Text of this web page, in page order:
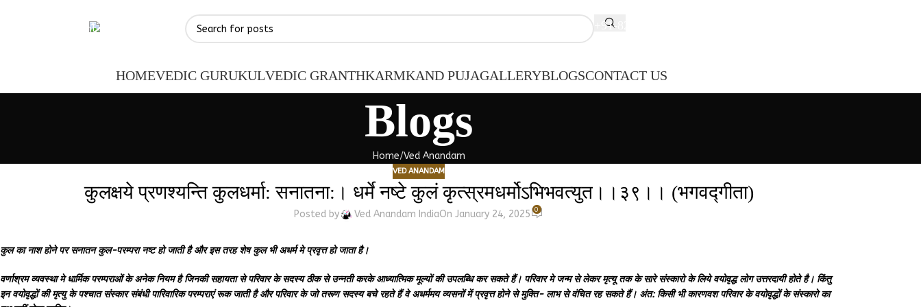
Skip to main content
+91-8208012416
HOMEVEDIC GURUKULVEDIC GRANTHKARMKAND PUJAGALLERYBLOGSCONTACT US
Blogs
Home Ved Anandam
VED ANANDAM
कुलक्षये प्रणश्यन्ति कुलधर्मा: सनातना:। धर्मे नष्टे कुलं कृत्स्रमधर्मोऽभिभवत्युत।।३९।। (भगवद्गीता)
Posted by Ved Anandam IndiaOn January 24, 2025 0
कुल का नाश होने पर सनातन कुल-परम्परा नष्ट हो जाती है और इस तरह शेष कुल भी अधर्म मे प्रवृत्त हो जाता है।
वर्णाश्रम व्यवस्था मे धार्मिक परम्पराओं के अनेक नियम है जिनकी सहायता से परिवार के सदस्य ठीक से उन्नती करके आध्यात्मिक मूल्यों की उपलब्धि कर सकते हैं। परिवार मे जन्म से लेकर मृत्यू तक के सारे संस्कारो के लिये वयोवृद्ध लोग उत्तरदायी होते है। किंतु
इन वयोवृद्धों की मृत्यु के पश्चात संस्कार संबंधी पारिवारिक परम्पराएं रूक जाती है और परिवार के जो तरूण सदस्य बचे रहते हैं वे अधर्ममय व्यसनों में प्रवृत्त होने से मुक्ति- लाभ से वंचित रह सकते हैं। अंत: किसी भी कारणवश परिवार के वयोवृद्धों के संस्कारो का